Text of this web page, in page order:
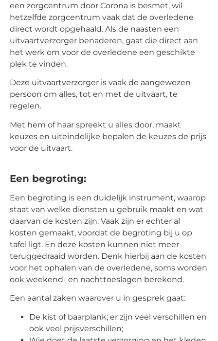
een zorgcentrum door Corona is besmet, wil
hetzelfde zorgcentrum vaak dat de overledene
direct wordt opgehaald. Als de naasten een
uitvaartverzorger benaderen, gaat die direct aan
het werk om voor de overledene een geschikte
plek te vinden.
Deze uitvaartverzorger is vaak de aangewezen
persoon om alles, tot en met de uitvaart, te
regelen.
Met hem of haar spreekt u alles door, maakt
keuzes en uiteindelijke bepalen de keuzes de prijs
voor de uitvaart.
Een begroting:
Een begroting is een duidelijk instrument, waarop
staat van welke diensten u gebruik maakt en wat
daarvan de kosten zijn. Vaak zijn er echter al
kosten gemaakt, voordat de begroting bij u op
tafel ligt. En deze kosten kunnen niet meer
teruggedraaid worden. Denk hierbij aan de kosten
voor het ophalen van de overledene, soms worden
ook weekend- en nachttoeslagen berekend.
Een aantal zaken waarover u in gesprek gaat:
De kist of baarplank; er zijn veel verschillen en
ook veel prijsverschillen;